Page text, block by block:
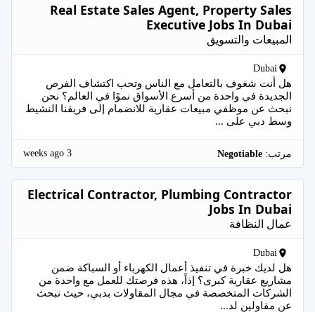
Real Estate Sales Agent, Property Sales
Executive Jobs In Dubai
المبيعات والتسويق
Dubai
هل أنت شغوف بالتعامل مع الناس وتحب اكتشاف الفرص
الجديدة في واحدة من أسرع الأسواق نموًا في العالم؟ نحن
نبحث عن موظفي مبيعات عقارية للانضمام إلى فريقنا النشيط
وسط دبي على ...
مرتب: 3 weeks ago
Electrical Contractor, Plumbing Contractor
Jobs In Dubai
عمال النظافة
Dubai
هل لديك خبرة في تنفيذ أعمال الكهرباء أو السباكة ضمن
مشاريع عقارية كبرى؟ إذاً، هذه فرصتك للعمل مع واحدة من
الشركات المتخصصة في مجال المقاولات بدبي، حيث نبحث
عن مقاولين لد...